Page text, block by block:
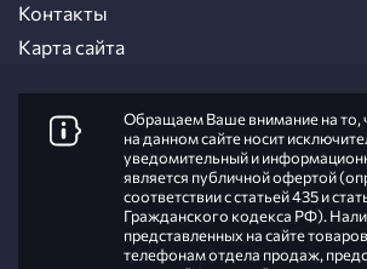
Контакты
Карта сайта
Обращаем Ваше внимание на то,
на данном сайте носит
уведомительный и
является публичной офертой
соответствии с статьей 435 и
Гражданского кодекса РФ).
представленных на сайте
телефонам отдела продаж,